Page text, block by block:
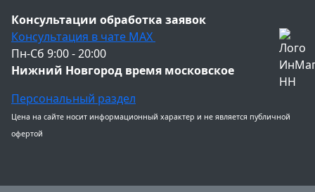
Консультации обработка заявок
Консультация в чате МАХ
Пн-Сб 9:00 - 20:00
Нижний Новгород время московское
Персональный раздел
Цена на сайте носит информационный характер и не является публичной
офертой